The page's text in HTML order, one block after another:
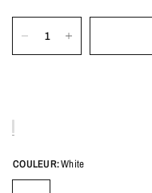
COULEUR:White